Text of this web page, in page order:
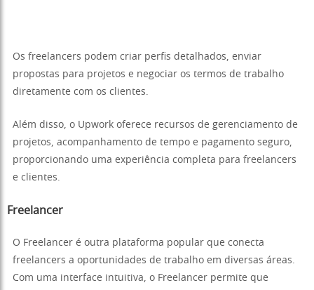
Os freelancers podem criar perfis detalhados, enviar
propostas para projetos e negociar os termos de trabalho
diretamente com os clientes.
Além disso, o Upwork oferece recursos de gerenciamento de
projetos, acompanhamento de tempo e pagamento seguro,
proporcionando uma experiência completa para freelancers
e clientes.
Freelancer
O Freelancer é outra plataforma popular que conecta
freelancers a oportunidades de trabalho em diversas áreas.
Com uma interface intuitiva, o Freelancer permite que